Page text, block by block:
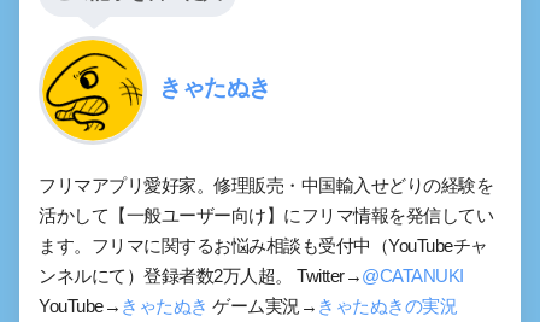
きゃたぬき
フリマアプリ愛好家。修理販売・中国輸入せどりの経験を
活かして【一般ユーザー向け】にフリマ情報を発信してい
ます。フリマに関するお悩み相談も受付中（YouTubeチャ
ンネルにて）登録者数2万人超。 Twitter→@CATANUKI
YouTube→ きゃたぬき ゲーム実況→ きゃたぬきの実況